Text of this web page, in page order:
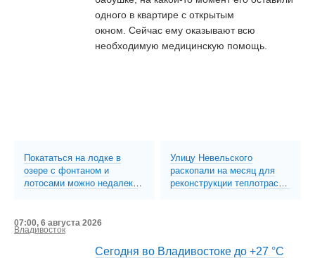
одного в квартире с открытым
окном. Сейчас ему оказывают всю
необходимую медицинскую помощь.
Покататься на лодке в
озере с фонтаном и
лотосами можно недалеко
Улицу Невельского
раскопали на месяц для
реконструкции теплотрассы
07:00, 6 августа 2026
Владивосток
Сегодня во Владивостоке до +27 °С